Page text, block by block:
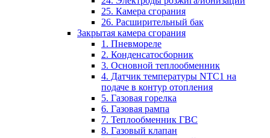
25. Камера сгорания
26. Расширительный бак
Закрытая камера сгорания
1. Пневмореле
2. Конденсатосборник
3. Основной теплообменник
4. Датчик температуры NTC1 на
подаче в контур отопления
5. Газовая горелка
6. Газовая рампа
7. Теплообменник ГВС
8. Газовый клапан